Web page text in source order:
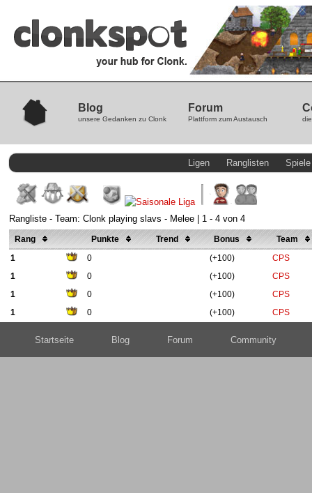
Blog
unsere Gedanken zu Clonk
Forum
Plattform zum Austausch
Ligen Ranglisten Spiele
Rangliste - Team: Clonk playing slavs - Melee | 1 - 4 von 4
Rang Punkte Trend Bonus
Team
1
0 (+100)
CPS
1
0 (+100)
CPS
1
0 (+100)
CPS
1
0 (+100) CPS
Startseite Blog Forum Community